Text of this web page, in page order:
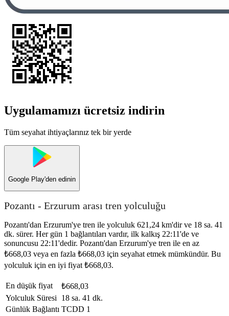
Uygulamamızı ücretsiz indirin
Tüm seyahat ihtiyaçlarınız tek bir yerde
Google Play'den edinin
Pozantı - Erzurum arası tren yolculuğu
Pozantı'dan Erzurum'ye tren ile yolculuk 621,24 km'dir ve 18 sa. 41
dk. sürer. Her gün 1 bağlantıları vardır, ilk kalkış 22:11'de ve
sonuncusu 22:11'dedir. Pozantı'dan Erzurum'ye tren ile en az
₺668,03 veya en fazla ₺668,03 için seyahat etmek mümkündür. Bu
yolculuk için en iyi fiyat ₺668,03.
En düşük fiyat
₺668,03
Yolculuk Süresi
18 sa. 41 dk.
Günlük Bağlantı TCDD 1